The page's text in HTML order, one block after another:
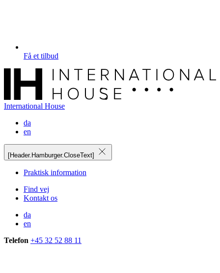
Få et tilbud
International House
da
en
[Header.Hamburger.CloseText]
Praktisk information
Find vej
Kontakt os
da
en
Telefon +45 32 52 88 11